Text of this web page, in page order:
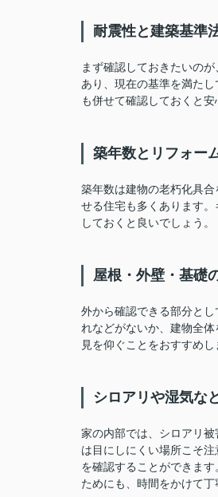
耐震性と建築基準
まず確認しておきたいの
あり、現在の基準を満た
も併せて確認しておくと安
築年数とリフォー
築年数は建物の老朽化具
せる住宅も多くあります
しておくと良いでしょう。
屋根・外壁・基礎
外から確認できる部分と
れなどがないか、建物全
見を仰ぐことをおすすめし
シロアリや湿気な
家の内部では、シロアリ
は目にしにくい場所こそ
を確認することができま
ためにも、時間をかけて